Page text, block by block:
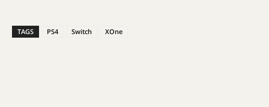
TAGS PS4 Switch XOne